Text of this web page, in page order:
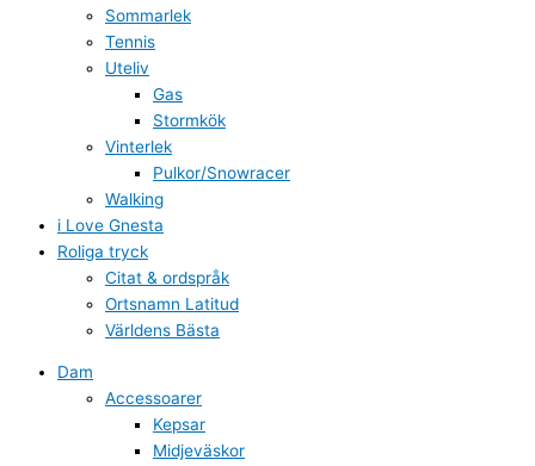
Sommarlek
Tennis
Uteliv
Gas
Stormkök
Vinterlek
Pulkor/Snowracer
Walking
i Love Gnesta
Roliga tryck
Citat & ordspråk
Ortsnamn Latitud
Världens Bästa
Dam
Accessoarer
Kepsar
Midjeväskor